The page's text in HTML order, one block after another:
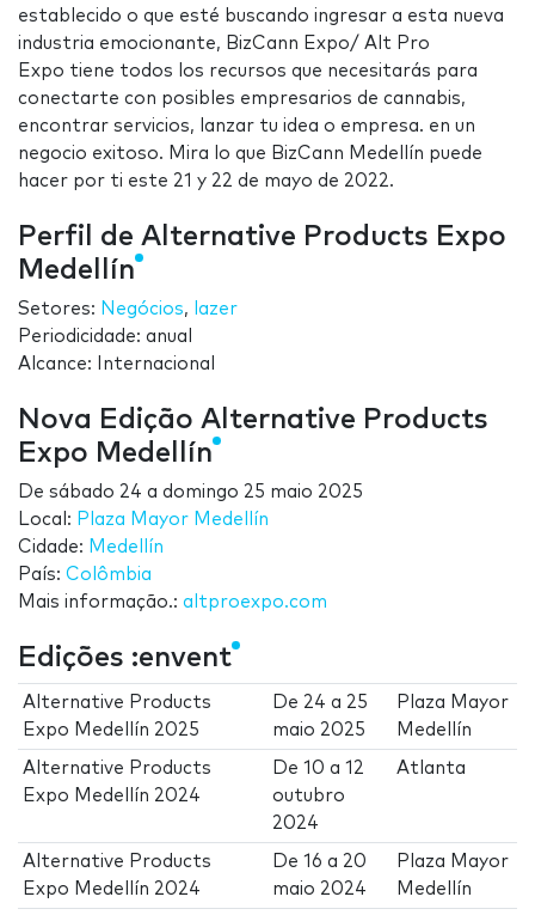
establecido o que esté buscando ingresar a esta nueva
industria emocionante, BizCann Expo/ Alt Pro
Expo tiene todos los recursos que necesitarás para
conectarte con posibles empresarios de cannabis,
encontrar servicios, lanzar tu idea o empresa. en un
negocio exitoso. Mira lo que BizCann Medellín puede
hacer por ti este 21 y 22 de mayo de 2022.
Perfil de Alternative Products Expo
Medellín
Setores: Negócios, lazer
Periodicidade: anual
Alcance: Internacional
Nova Edição Alternative Products
Expo Medellín
De sábado 24 a domingo 25 maio 2025
Local: Plaza Mayor Medellín
Cidade: Medellín
País: Colômbia
Mais informação.: altproexpo.com
Edições :envent
Alternative Products
Expo Medellín 2025
De 24 a 25
maio 2025
Plaza Mayor
Medellín
Alternative Products
Expo Medellín 2024
De10 a12
outubro
2024
Atlanta
Alternative Products
Expo Medellín 2024
De16 a 20
maio 2024
Plaza Mayor
Medellín